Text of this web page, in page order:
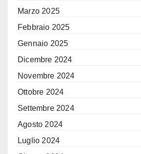
Marzo 2025
Febbraio 2025
Gennaio 2025
Dicembre 2024
Novembre 2024
Ottobre 2024
Settembre 2024
Agosto 2024
Luglio 2024